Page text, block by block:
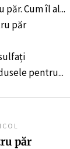
Cum îl al...
păr
pentru...
păr